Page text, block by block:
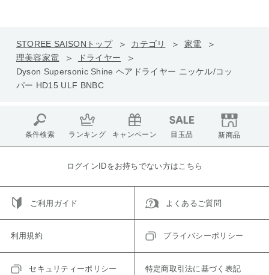
STOREE SAISONトップ カテゴリ
家電
理美容家電
ドライヤー
Dyson Supersonic Shine ヘアドライヤー ニッケル/コッ
パー HD15 ULF BNBC
条件検索 ランキング キャンペーン 目玉品 新商品
ログインIDをお持ちでない方はこちら
ご利用ガイド よくあるご質問
利用規約 プライバシーポリシー
セキュリティーポリシー 特定商取引法に基づく表記